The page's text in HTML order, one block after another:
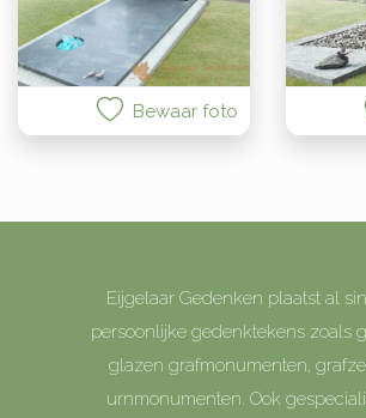
Bewaar foto
Eijgelaar Gedenken plaatst al
persoonlijke gedenktekens zoals
glazen grafmonumenten,
urnmonumenten. Ook